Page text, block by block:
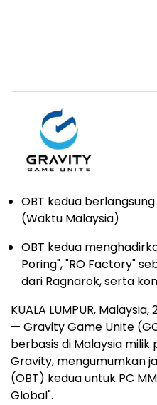
OBT kedua
(Waktu Malaysia)
OBT kedua
Poring", "RO Factory"
dari Ragnarok, serta
KUALA LUMPUR, Malaysia,
— Gravity Game Unite
berbasis di Malaysia milik
Gravity, mengumumkan
(OBT) kedua untuk PC
Global".